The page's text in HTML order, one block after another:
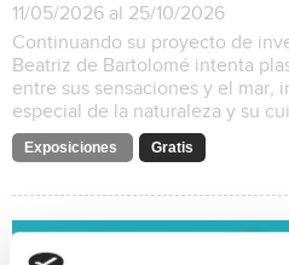
11/05/2026 al 25/10/2026
Continuando su proyecto de
Beatriz de Bartolomé intenta
entre sus sensaciones y el mar,
especial de la naturaleza y su
Exposiciones Gratis